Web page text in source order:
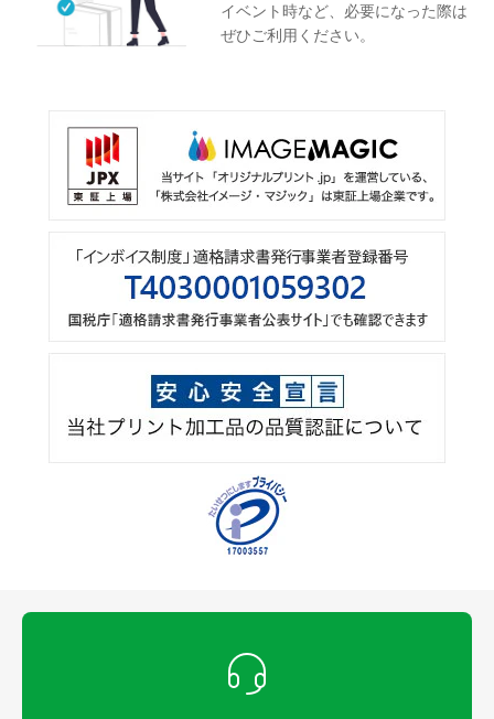
イベント時など、必要になった際は
ぜひご利用ください。